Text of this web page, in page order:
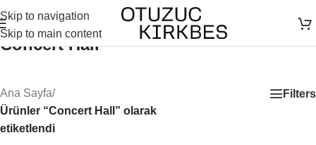
Skip to navigation
Skip to main content
Concert Hall
Ana Sayfa/
Ürünler “Concert Hall” olarak
etiketlendi
Filters